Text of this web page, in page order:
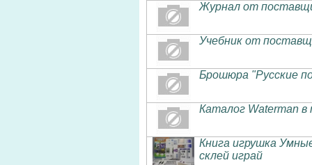
Журнал от
Учебник от
Брошюра "Русские
Каталог Waterman
Книга игрушка
склей играй